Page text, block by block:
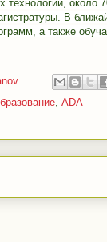
технологий, около
В
а также
, ADA